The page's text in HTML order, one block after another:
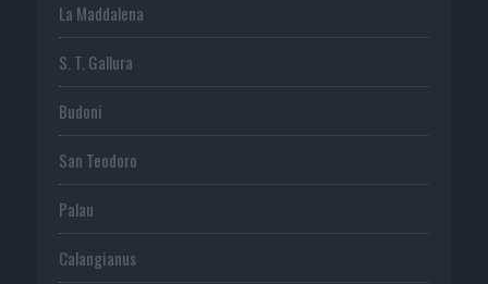
La Maddalena
S. T. Gallura
Budoni
San Teodoro
Palau
Calangianus